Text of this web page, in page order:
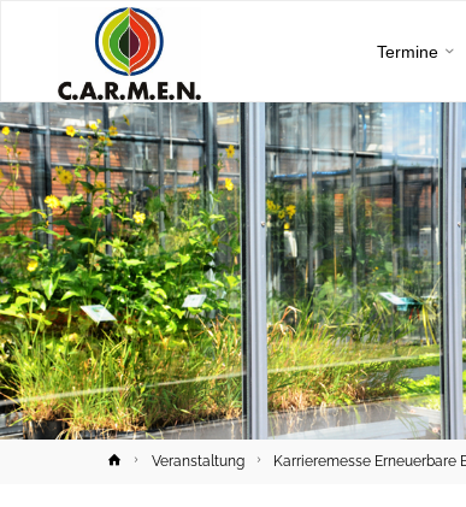
content
Termine
HomeVeranstaltung Karrieremesse Erneuerbare